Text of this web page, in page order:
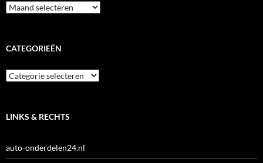
Archieven
CATEGORIEËN
Categorieën
LINKS & RECHTS
auto-onderdelen24.nl